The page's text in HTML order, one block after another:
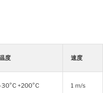
度 速度
30°C +200°C 1 m/s